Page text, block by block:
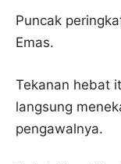
Puncak
Emas.
Tekanan hebat
langsung
pengawalnya.